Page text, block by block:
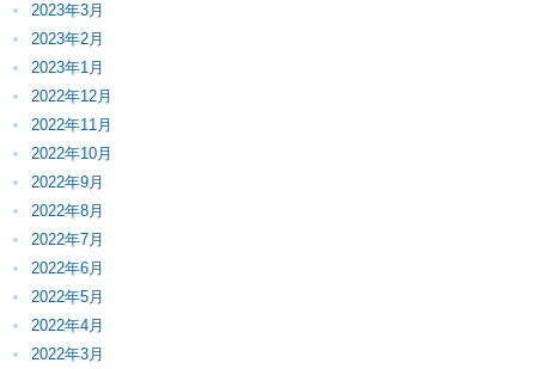
2023年3月
2023年2月
2023年1月
2022年12月
2022年11月
2022年10月
2022年9月
2022年8月
2022年7月
2022年6月
2022年5月
2022年4月
2022年3月